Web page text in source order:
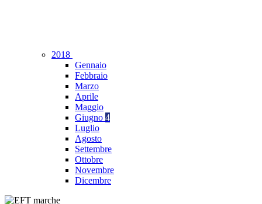
2018
Gennaio
Febbraio
Marzo
Aprile
Maggio
Giugno 4
Luglio
Agosto
Settembre
Ottobre
Novembre
Dicembre